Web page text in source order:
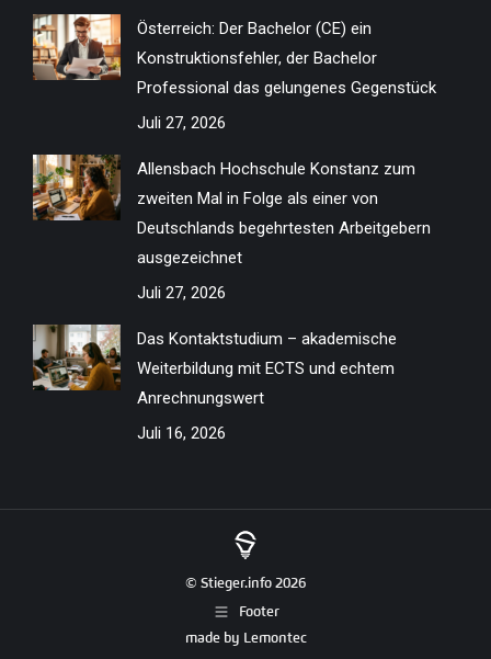
in
new
window
in
new
window
in
new
window
new
window
new
window
new
window
new
window
new
window
Österreich: Der Bachelor (CE) ein
Konstruktionsfehler, der Bachelor
Professional das gelungenes Gegenstück
Juli 27, 2026
Allensbach Hochschule Konstanz zum
zweiten Mal in Folge als einer von
Deutschlands begehrtesten Arbeitgebern
ausgezeichnet
Juli 27, 2026
Das Kontaktstudium – akademische
Weiterbildung mit ECTS und echtem
Anrechnungswert
Juli 16, 2026
© Stieger.info 2026
Footer
made by Lemontec